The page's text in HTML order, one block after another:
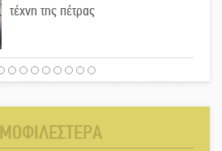
τέχνη της πέτρας
Στους ρυθμούς της Ελεωνόρας